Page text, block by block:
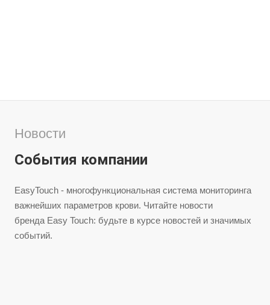
Новости
События компании
EasyTouch - многофункциональная система мониторинга
важнейших параметров крови. Читайте новости
бренда Easy Touch: будьте в курсе новостей и значимых
событий.